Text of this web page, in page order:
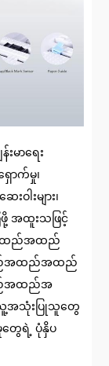
မာရေး
ောက်မှု၊
ါးများ၊
ဖို့ အထူးသဖြင့်
အထည်အထည်
အထည်အထည်
အထည်အ
သူ့အသုံးပြုသူတွေ
တွေရဲ့ ပုံနှိပ